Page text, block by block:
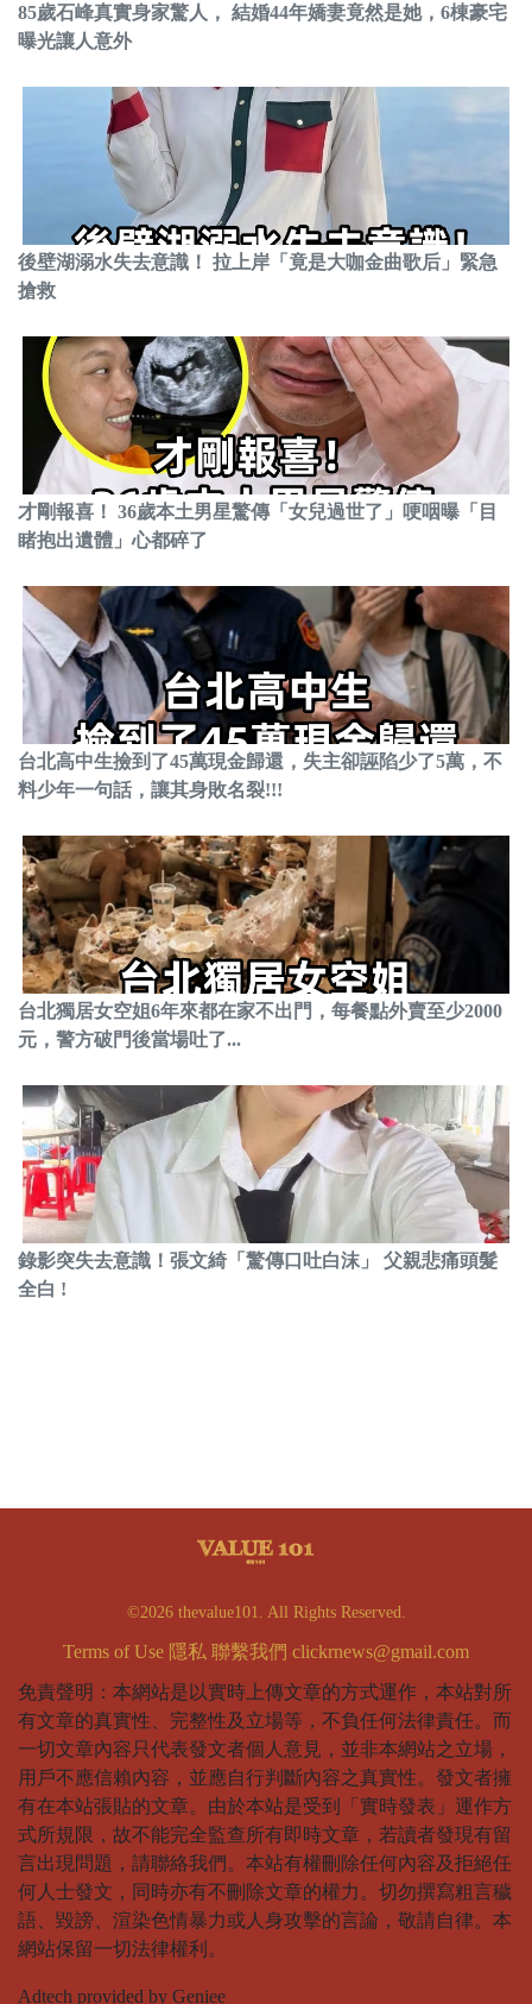
85歲石峰真實身家驚人， 結婚44年嬌妻竟然是她，6棟豪宅
曝光讓人意外
後壁湖溺水失去意識！ 拉上岸「竟是大咖金曲歌后」緊急
搶救
才剛報喜！ 36歲本土男星驚傳「女兒過世了」哽咽曝「目
睹抱出遺體」心都碎了
台北高中生撿到了45萬現金歸還，失主卻誣陷少了5萬，不
料少年一句話，讓其身敗名裂!!!
台北獨居女空姐6年來都在家不出門，每餐點外賣至少2000
元，警方破門後當場吐了...
錄影突失去意識！張文綺「驚傳口吐白沫」 父親悲痛頭髮
全白 !
©2026 thevalue101. All Rights Reserved.
Terms of Use 隱私 聯繫我們 clickrnews@gmail.com
免責聲明：本網站是以實時上傳文章的方式運作，本站對所
有文章的真實性、完整性及立場等，不負任何法律責任。而
一切文章內容只代表發文者個人意見，並非本網站之立場，
用戶不應信賴內容，並應自行判斷內容之真實性。發文者擁
有在本站張貼的文章。由於本站是受到「實時發表」運作方
式所規限，故不能完全監查所有即時文章，若讀者發現有留
言出現問題，請聯絡我們。本站有權刪除任何內容及拒絕任
何人士發文，同時亦有不刪除文章的權力。切勿撰寫粗言穢
語、毀謗、渲染色情暴力或人身攻擊的言論，敬請自律。本
網站保留一切法律權利。
Adtech provided by Geniee